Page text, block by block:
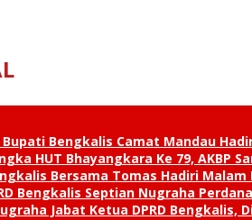
Bengkalis Camat Mandau
HUT Bhayangkara Ke 79, AKBP
Bersama Tomas Hadiri
Bengkalis Septian Nugraha
Jabat Ketua DPRD Bengkalis,